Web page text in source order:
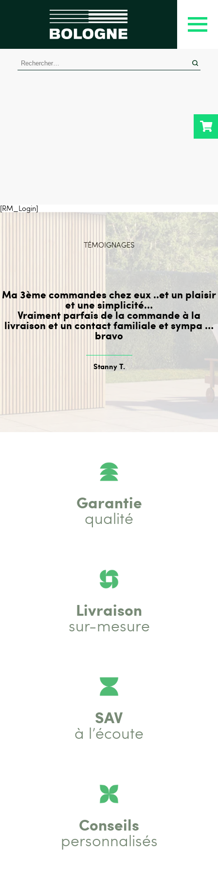
Rechercher :
[RM_Login]
TÉMOIGNAGES
Ma 3ème commandes chez eux ..et un plaisir
et une simplicité…
Vraiment parfais de la commande à la
livraison et un contact familiale et sympa …
bravo
Stanny T.
Garantie
qualité
Livraison
sur-mesure
SAV
à l’écoute
Conseils
personnalisés